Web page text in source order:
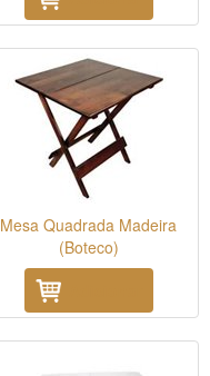
Mesa Quadrada Madeira
(Boteco)